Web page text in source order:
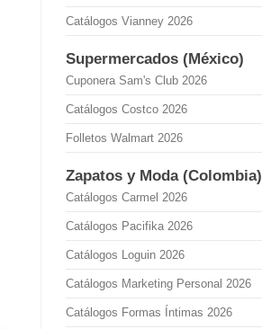
Catálogos Vianney 2026
Supermercados (México)
Cuponera Sam's Club 2026
Catálogos Costco 2026
Folletos Walmart 2026
Zapatos y Moda (Colombia)
Catálogos Carmel 2026
Catálogos Pacifika 2026
Catálogos Loguin 2026
Catálogos Marketing Personal 2026
Catálogos Formas Íntimas 2026